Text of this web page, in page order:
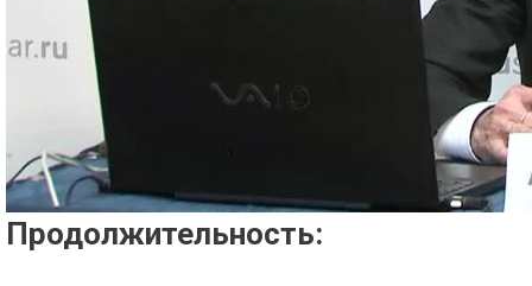
Продолжительность: